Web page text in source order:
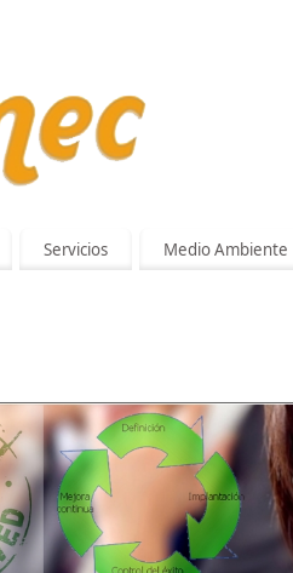
Servicios Medio Ambiente